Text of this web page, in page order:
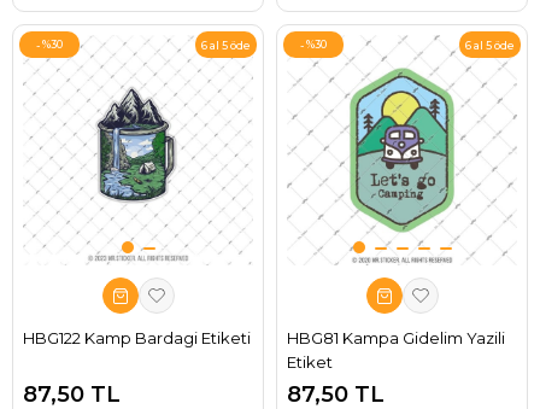
HBG122 Kamp Bardagi Etiketi
87,50 TL
%30 6 al 5 öde
HBG81 Kampa Gidelim Yazili
Etiket
87,50 TL
%30 6 al 5 öde